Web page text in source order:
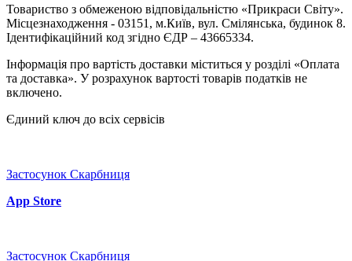
Товариство з обмеженою відповідальністю «Прикраси Світу».
Місцезнаходження - 03151, м.Київ, вул. Смілянська, будинок 8.
Ідентифікаційний код згідно ЄДР – 43665334.
Інформація про вартість доставки міститься у розділі «Оплата
та доставка». У розрахунок вартості товарів податків не
включено.
Єдиний ключ до всіх сервісів
Застосунок Скарбниця
App Store
Застосунок Скарбниця